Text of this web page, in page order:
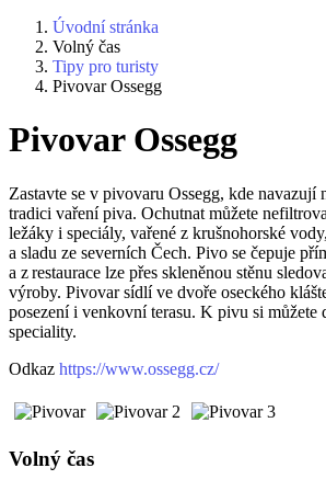
Úvodní stránka
Volný čas
Tipy pro turisty
Pivovar Ossegg
Pivovar Ossegg
Zastavte se v pivovaru Ossegg, kde navazují
tradici vaření piva. Ochutnat můžete
ležáky i speciály, vařené z krušnohorské
a sladu ze severních Čech. Pivo se čepuje
a z restaurace lze přes skleněnou stěnu
výroby. Pivovar sídlí ve dvoře oseckého
posezení i venkovní terasu. K pivu si můžete
speciality.
Odkaz https://www.ossegg.cz/
Volný čas